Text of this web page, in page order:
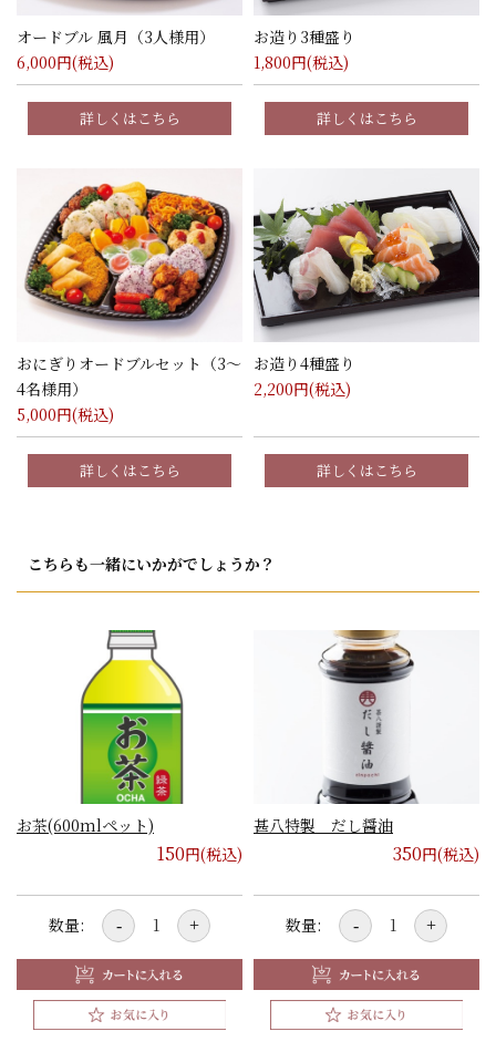
オードブル 風月（3人様用）
6,000円(税込)
詳しくはこちら
お造り3種盛り
1,800円(税込)
詳しくはこちら
おにぎりオードブルセット（3～
4名様用）
5,000円(税込)
詳しくはこちら
お造り4種盛り
2,200円(税込)
詳しくはこちら
こちらも一緒にいかがでしょうか？
お茶(600mlペット)
150円(税込)
数量: - +
甚八特製 だし醤油
350円(税込)
数量: - +